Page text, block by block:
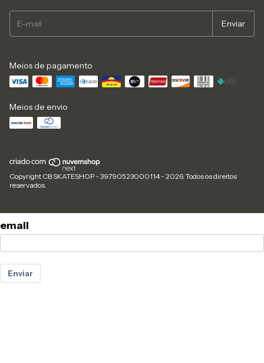
Meios de pagamento
Meios de envio
Copyright CB SKATESHOP - 39790523000114 - 2026. Todos os direitos
reservados.
email
Enviar